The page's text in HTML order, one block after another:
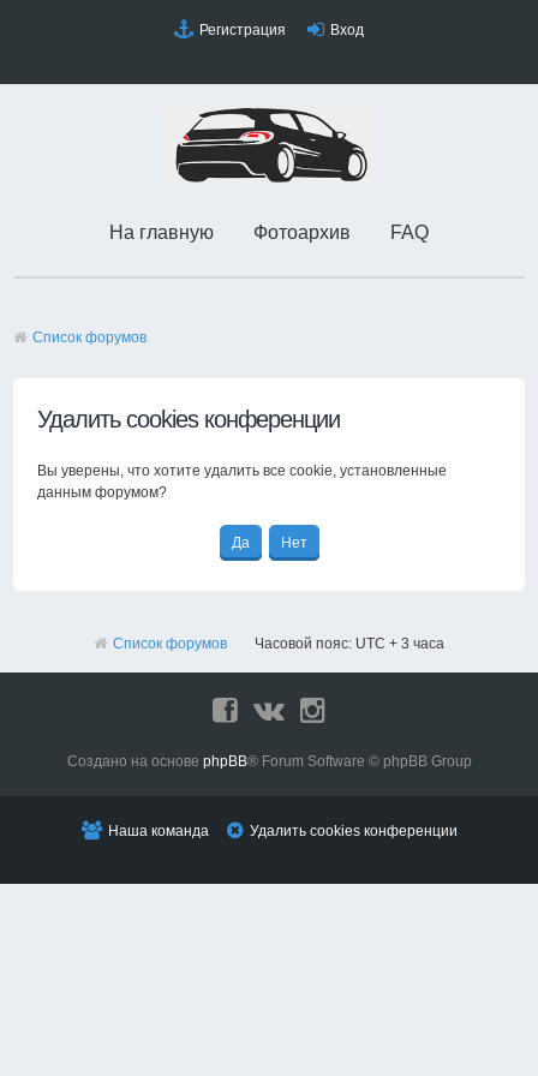
Регистрация Вход
На главную Фотоархив FAQ
Список форумов
Удалить cookies конференции
Вы уверены, что хотите удалить все cookie, установленные
данным форумом?
Список форумов Часовой пояс: UTC + 3 часа
Создано на основе phpBB® Forum Software © phpBB Group
Наша команда Удалить cookies конференции